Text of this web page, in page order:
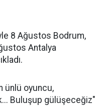
8 Ağustos Bodrum,
Antalya
ünlü oyuncu,
Buluşup gülüşeceğiz"